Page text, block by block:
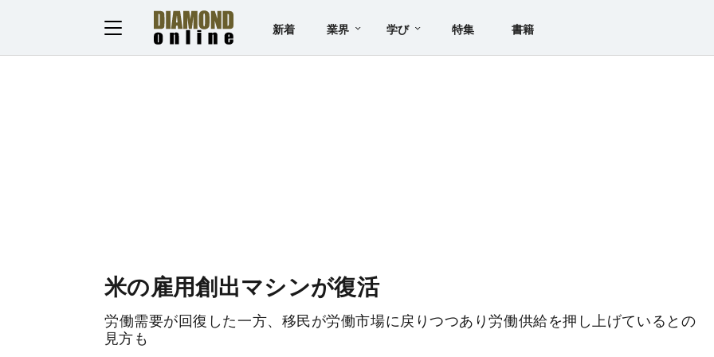
新着 業界 学び 特集 書籍
米の雇用創出マシンが復活
労働需要が回復した一方、移民が労働市場に戻りつつあり労働供給を押し上げているとの
見方も